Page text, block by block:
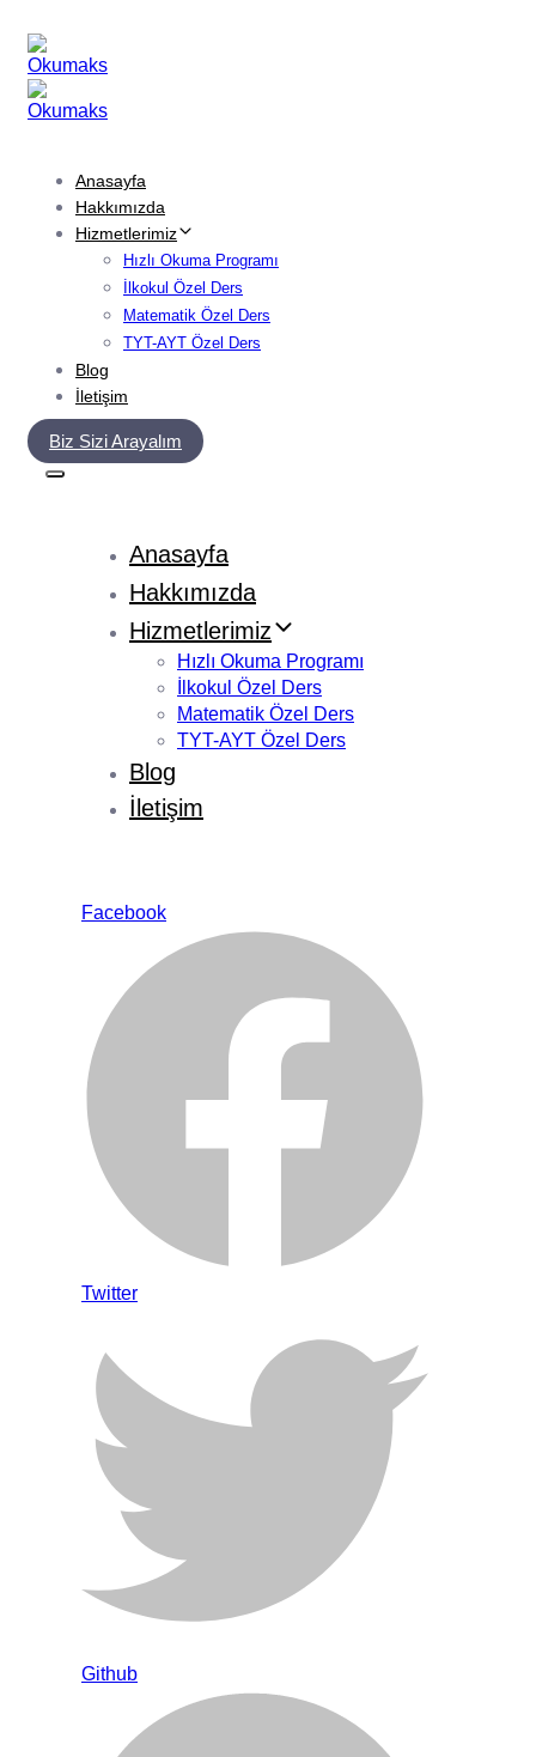
links
primary
navigation
Skip
content
Anasayfa
Hakkımızda
Hizmetlerimiz
Hızlı Okuma Programı
İlkokul Özel Ders
Matematik Özel Ders
TYT-AYT Özel Ders
Blog
İletişim
Biz Sizi Arayalım
Anasayfa
Hakkımızda
Hizmetlerimiz
Hızlı Okuma Programı
İlkokul Özel Ders
Matematik Özel Ders
TYT-AYT Özel Ders
Blog
İletişim
Facebook
Twitter
Github